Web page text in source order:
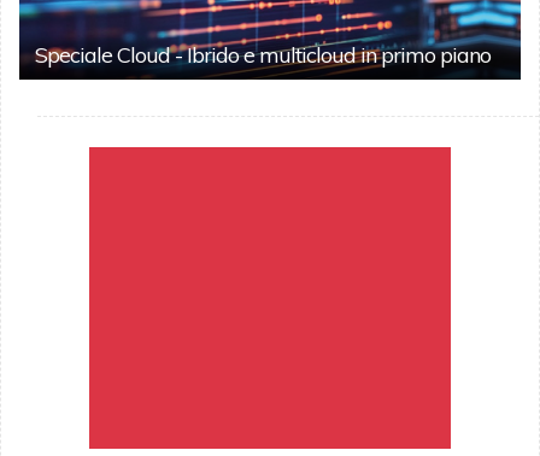
Speciale Cloud - Ibrido e multicloud in primo piano